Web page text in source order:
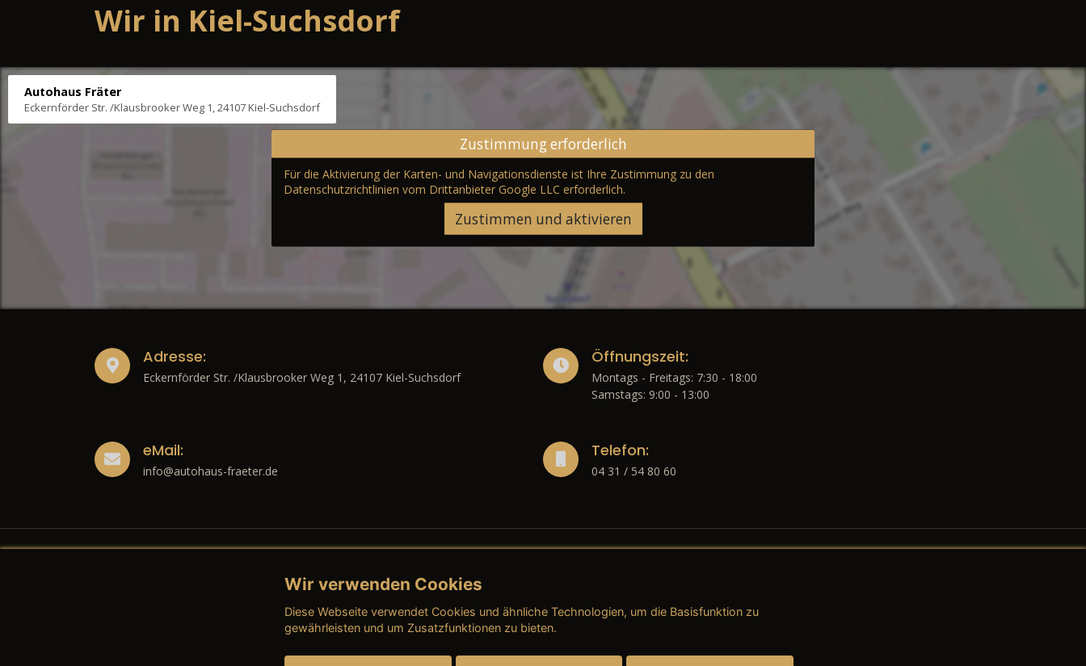
Wir in Kiel-Suchsdorf
Autohaus Fräter
Eckernförder Str. /Klausbrooker Weg 1, 24107 Kiel-Suchsdorf
Zustimmung erforderlich
Für die Aktivierung der Karten- und Navigationsdienste ist Ihre Zustimmung zu den
Datenschutzrichtlinien vom Drittanbieter Google LLC erforderlich.
Zustimmen und aktivieren
Adresse:
Eckernförder Str. /Klausbrooker Weg 1, 24107 Kiel-Suchsdorf
Öffnungszeit:
Montags - Freitags: 7:30 - 18:00
Samstags: 9:00 - 13:00
eMail:
info@autohaus-fraeter.de
Telefon:
04 31 / 54 80 60
Rechtliches
→ Impressum
→ AGB (Neuwagen)
→ AGB (Teile & Zubehör)
Wir verwenden Cookies
Diese Webseite verwendet Cookies und ähnliche Technologien, um die Basisfunktion zu
gewährleisten und um Zusatzfunktionen zu bieten.